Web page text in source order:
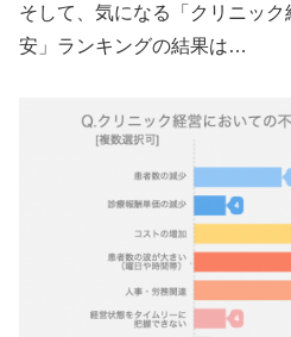
そして、気になる「クリニッ
安」ランキングの結果は…